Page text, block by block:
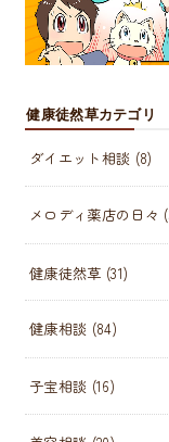
健康徒然草カテゴリ
ダイエット相談 (8)
メロディ薬店の日々
健康徒然草 (31)
健康相談 (84)
子宝相談 (16)